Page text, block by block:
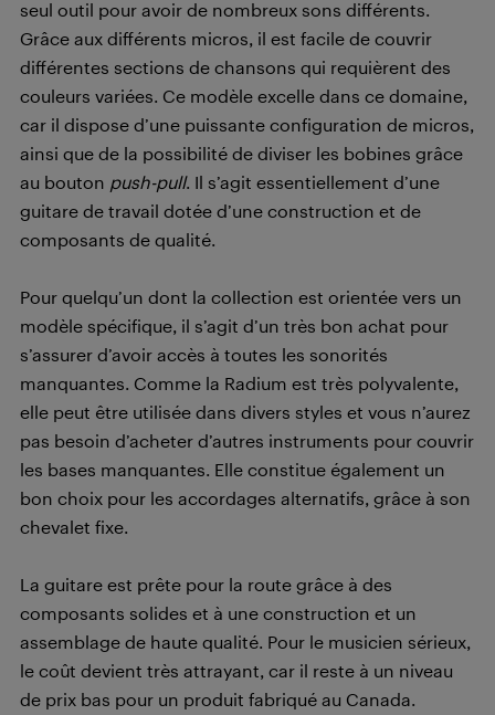
seul outil pour avoir de nombreux sons différents.
Grâce aux différents micros, il est facile de couvrir
différentes sections de chansons qui requièrent des
couleurs variées. Ce modèle excelle dans ce domaine,
car il dispose d’une puissante configuration de micros,
ainsi que de la possibilité de diviser les bobines grâce
au bouton push-pull. Il s’agit essentiellement d’une
guitare de travail dotée d’une construction et de
composants de qualité.
Pour quelqu’un dont la collection est orientée vers un
modèle spécifique, il s’agit d’un très bon achat pour
s’assurer d’avoir accès à toutes les sonorités
manquantes. Comme la Radium est très polyvalente,
elle peut être utilisée dans divers styles et vous n’aurez
pas besoin d’acheter d’autres instruments pour couvrir
les bases manquantes. Elle constitue également un
bon choix pour les accordages alternatifs, grâce à son
chevalet fixe.
La guitare est prête pour la route grâce à des
composants solides et à une construction et un
assemblage de haute qualité. Pour le musicien sérieux,
le coût devient très attrayant, car il reste à un niveau
de prix bas pour un produit fabriqué au Canada.